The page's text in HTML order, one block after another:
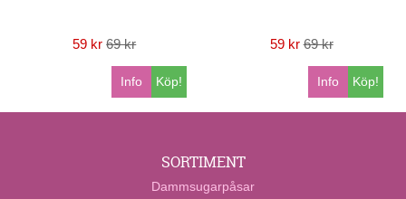
59 kr 69 kr
Köp!
Info
59 kr 69 kr
Köp!
Info
SORTIMENT
Dammsugarpåsar